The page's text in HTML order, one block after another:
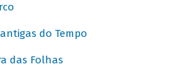
do Tempo
das Folhas